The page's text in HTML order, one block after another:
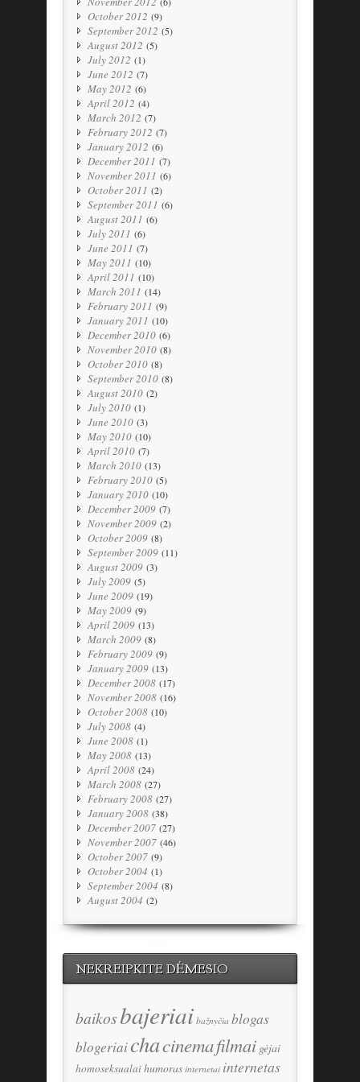
October 2012 (9)
September 2012 (5)
August 2012 (5)
July 2012 (1)
June 2012 (7)
May 2012 (6)
April 2012 (4)
March 2012 (7)
February 2012 (7)
January 2012 (6)
December 2011 (7)
November 2011 (6)
October 2011 (2)
September 2011 (6)
August 2011 (6)
July 2011 (6)
June 2011 (7)
May 2011 (10)
April 2011 (10)
March 2011 (14)
February 2011 (9)
January 2011 (10)
December 2010 (6)
November 2010 (8)
October 2010 (8)
September 2010 (8)
August 2010 (2)
July 2010 (1)
June 2010 (3)
May 2010 (10)
April 2010 (7)
March 2010 (13)
February 2010 (5)
January 2010 (10)
December 2009 (7)
November 2009 (2)
October 2009 (8)
September 2009 (11)
August 2009 (3)
July 2009 (5)
June 2009 (19)
May 2009 (9)
April 2009 (13)
March 2009 (8)
February 2009 (9)
January 2009 (13)
December 2008 (17)
November 2008 (16)
October 2008 (10)
July 2008 (4)
June 2008 (1)
May 2008 (13)
April 2008 (24)
March 2008 (27)
February 2008 (27)
January 2008 (38)
December 2007 (27)
November 2007 (46)
October 2007 (9)
October 2004 (1)
September 2004 (8)
August 2004 (2)
NEKREIPKITE DĖMESIO
baikosbajeriai bažnyčia blogas
blogeriaichacinemafilmai gėjai
homoseksualaihumoras internetai internetas